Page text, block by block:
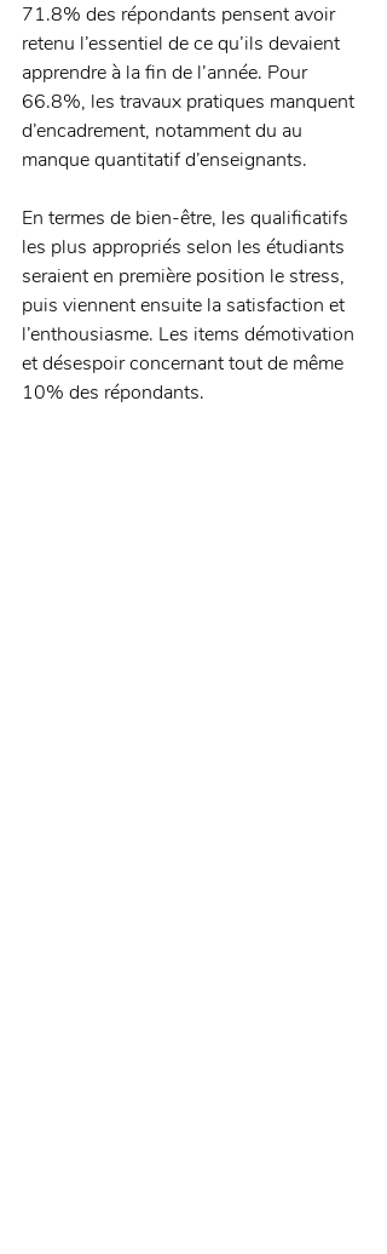
71.8% des répondants pensent avoir
retenu l’essentiel de ce qu’ils devaient
apprendre à la fin de l’année. Pour
66.8%, les travaux pratiques manquent
d’encadrement, notamment du au
manque quantitatif d’enseignants.
En termes de bien-être, les qualificatifs
les plus appropriés selon les étudiants
seraient en première position le stress,
puis viennent ensuite la satisfaction et
l’enthousiasme. Les items démotivation
et désespoir concernant tout de même
10% des répondants.